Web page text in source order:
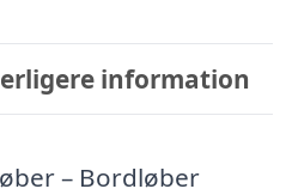
information
– Bordløber